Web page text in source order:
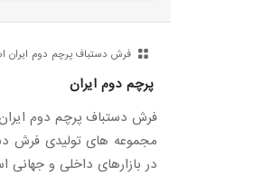
فرش دستباف پرچم دوم ایران
پرچم دوم ایران
فرش دستباف پرچم دوم
مجموعه های تولیدی فرش
در بازارهای داخلی و جهانی